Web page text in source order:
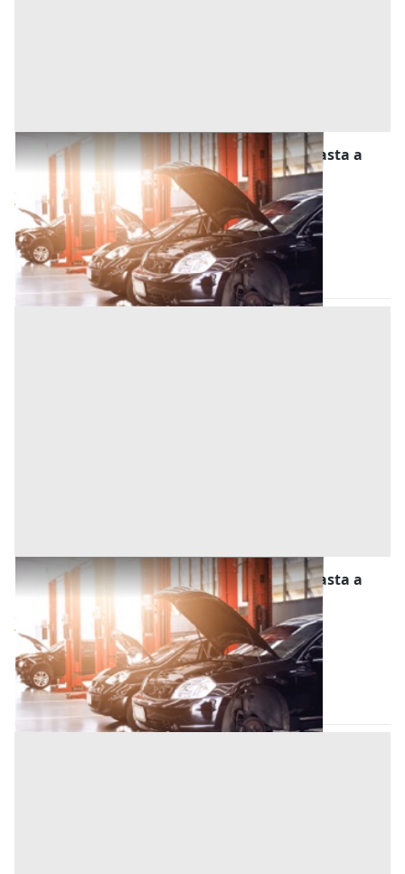
Stalle, Scuderie, Rimesse, Autorimesse all'asta a
Este
Este (Padova)
Offerta minima
7.875 € 10.500 €
Codice asta:60e7c216
28/10/2026
Stalle, Scuderie, Rimesse, Autorimesse all'asta a
Este
Este (Padova)
Offerta minima
7.875 € 10.500 €
Codice asta:449dc9cb
28/10/2026